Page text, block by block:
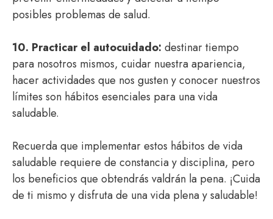
posibles problemas de salud.
10. Practicar el autocuidado: destinar tiempo
para nosotros mismos, cuidar nuestra apariencia,
hacer actividades que nos gusten y conocer nuestros
límites son hábitos esenciales para una vida
saludable.
Recuerda que implementar estos hábitos de vida
saludable requiere de constancia y disciplina, pero
los beneficios que obtendrás valdrán la pena. ¡Cuida
de ti mismo y disfruta de una vida plena y saludable!